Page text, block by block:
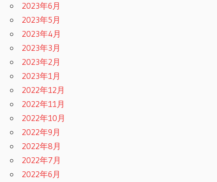
2023年6月
2023年5月
2023年4月
2023年3月
2023年2月
2023年1月
2022年12月
2022年11月
2022年10月
2022年9月
2022年8月
2022年7月
2022年6月